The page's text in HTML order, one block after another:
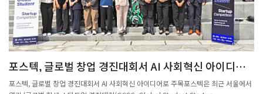
기술정보통신부 장관표창을 각각 받았다. 주 교수는 시간영역 분광학 기법을 개발하고
관련 이론을 정립했으며, 이를 초고속 화학반응 연구에 적용해 복잡한 반응 메커니즘과
분자의 양자 동역학을 규명해 왔다. 특히 시간 분해 형광을 활용한 핵파속 측정과 분자
동역학 연구기법을 독자적으로 확립해, 국제 학계에서도 그 독창성과 탁월성을 높이 평
가받고 있다.또한, 이 교수는 미래소자연구실, 국가반도체연구실 사업을 통해 초저전력
반도체 관련 핵심 기술 난제를 해결하기위한 연구를 선도하고 있다. 특히 HfO₂(하프늄
복합소재를 이용한 삼진로직소자기술개발등 국내 반도체 및 나노 분야 연구 발전과 국
포스텍, 글로벌 창업 경진대회서 AI 사회혁신 아이디어
로 주목
포스텍, 글로벌 창업 경진대회서 AI 사회혁신 아이디어로 주목포스텍은 최근 서울에서